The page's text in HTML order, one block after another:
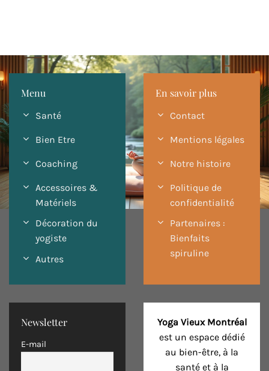
Menu
Santé
Bien Etre
Coaching
Accessoires &
Matériels
Décoration du
yogiste
Autres
En savoir plus
Contact
Mentions légales
Notre histoire
Politique de
confidentialité
Partenaires :
Bienfaits
spiruline
Newsletter
E-mail
Yoga Vieux Montréal
est un espace dédié
au bien-être, à la
santé et à la